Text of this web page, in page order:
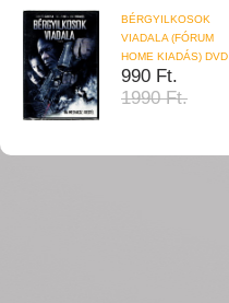
BÉRGYILKOSOK
VIADALA (FÓRUM
HOME KIADÁS) DVD
990 Ft.
1990 Ft.